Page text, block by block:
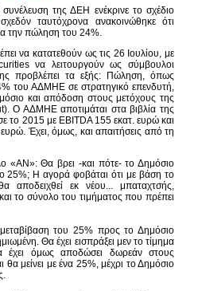
της ΔΕΗ ενέκρινε το σχέδιο
ταυτόχρονα ανακοινώθηκε ότι
την πώληση του 24%.
να κατατεθούν ως τις 26 Ιουλίου, με
να λειτουργούν ως σύμβουλοι
προβλέπει τα εξής: Πώληση, όπως
του ΑΔΜΗΕ σε στρατηγικό επενδυτή,
και απόδοση στους μετόχους της
Ο ΑΔΜΗΕ αποτιμάται στα βιβλία της
το 2015 με EBITDA 155 εκατ. ευρώ και
Έχει, όμως, και απαιτήσεις από τη
«ΑΝ»: Θα βρει -και πότε- το Δημόσιο
25%; Η αγορά φοβάται ότι με βάση το
αποδειχθεί εκ νέου... μπαταχτσής,
το σύνολο του τιμήματος που πρέπει
του 25% προς το Δημόσιο
Θα έχει εισπράξει μεν το τίμημα
έχει όμως αποδώσει δωρεάν στους
μείνει με ένα 25%, μέχρι το Δημόσιο